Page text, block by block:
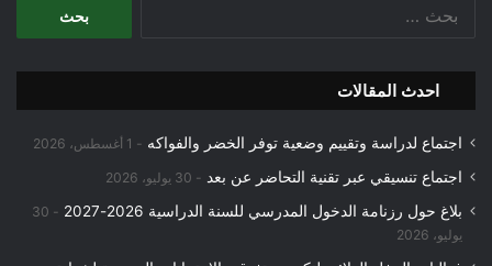
احدث المقالات
اجتماع لدراسة وتقييم وضعية توفر الخضر والفواكه 1 أغسطس، 2026
اجتماع تنسيقي عبر تقنية التحاضر عن بعد 30 يوليو، 2026
بلاغ حول رزنامة الدخول المدرسي للسنة الدراسية 2026-2027
30
يوليو، 2026